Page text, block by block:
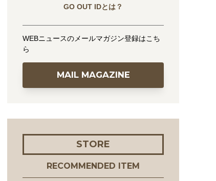
GO OUT IDとは？
WEBニュースのメールマガジン登録はこち
ら
MAIL MAGAZINE
STORE
RECOMMENDED ITEM